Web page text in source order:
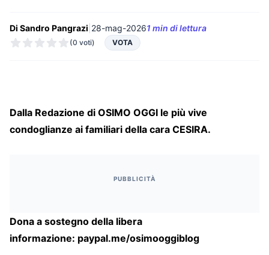
Di Sandro Pangrazi 28-mag-20261 min di lettura
(0 voti) VOTA
Dalla Redazione di OSIMO OGGI le più vive
condoglianze ai familiari della cara CESIRA.
PUBBLICITÀ
Dona a sostegno della libera
informazione: paypal.me/osimooggiblog